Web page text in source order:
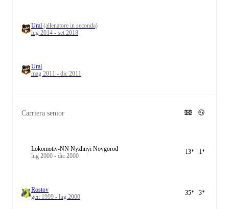
Ural (allenatore in seconda)
lug 2014 - set 2018
Ural
mag 2011 - dic 2011
Carriera senior
Lokomotiv-NN Nyzhnyi Novgorod
lug 2000 - dic 2000
13* 1*
Rostov
gen 1999 - lug 2000
35* 3*